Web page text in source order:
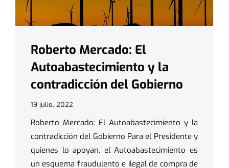
Roberto Mercado: El
Autoabastecimiento y la
contradicción del Gobierno
19 julio, 2022
Roberto Mercado: El Autoabastecimiento y la
contradicción del Gobierno Para el Presidente y
quienes lo apoyan, el Autoabastecimiento es
un esquema fraudulento e ilegal de compra de